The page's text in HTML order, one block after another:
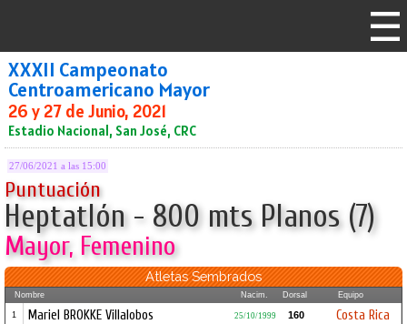
XXXII Campeonato
Centroamericano Mayor
26 y 27 de Junio, 2021
Estadio Nacional, San José, CRC
27/06/2021 a las 15:00
Puntuación
Heptatlón - 800 mts Planos (7)
Mayor, Femenino
Atletas Sembrados
Nombre Nacim. Dorsal Equipo
1 Mariel BROKKE Villalobos 25/10/1999 160 Costa Rica